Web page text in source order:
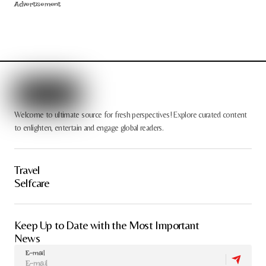
Advertisement
Welcome to ultimate source for fresh perspectives! Explore curated content
to enlighten, entertain and engage global readers.
Travel
Selfcare
Keep Up to Date with the Most Important
News
E-mail